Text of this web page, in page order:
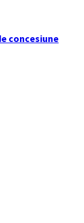
concesiune